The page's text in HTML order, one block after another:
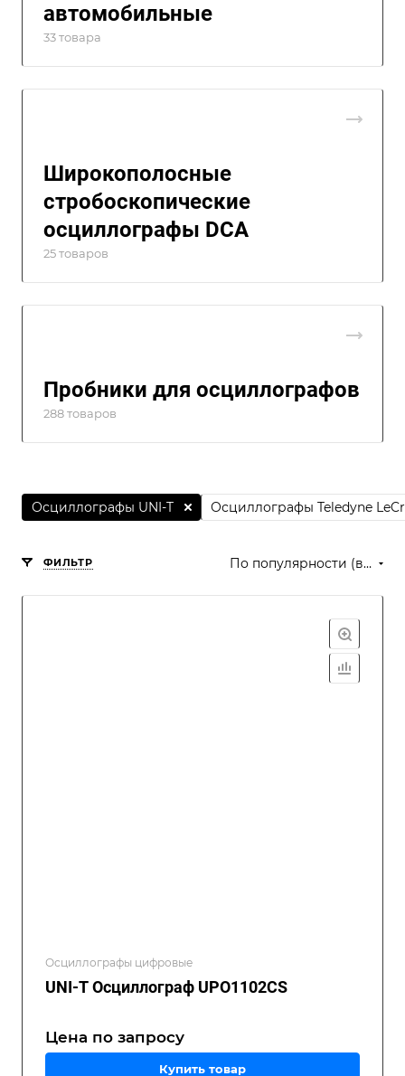
автомобильные
33 товара
Широкополосные
стробоскопические
осциллографы DCA
25 товаров
Пробники для осциллографов
288 товаров
Осциллографы UNI-T Осциллографы Teledyne
ФИЛЬТР По популярности (возрастание)
Осциллографы цифровые
UNI-T Осциллограф UPO1102CS
Цена по запросу
Купить товар